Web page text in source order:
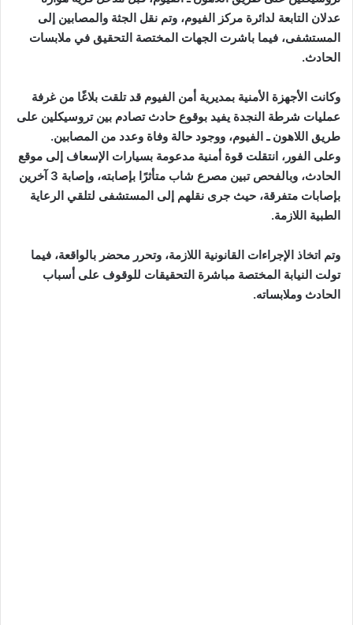
عدلان التابعة لدائرة مركز الفيوم، وتم نقل الجثة والمصابين إلى
المستشفى، فيما باشرت الجهات المختصة التحقيق في ملابسات
الحادث.
وكانت الأجهزة الأمنية بمديرية أمن الفيوم قد تلقت بلاغًا من غرفة
عمليات شرطة النجدة يفيد بوقوع حادث تصادم بين تروسيكلين على
طريق اللاهون ـ الفيوم، ووجود حالة وفاة وعدد من المصابين.
وعلى الفور، انتقلت قوة أمنية مدعومة بسيارات الإسعاف إلى موقع
الحادث، وبالفحص تبين مصرع شاب متأثرًا بإصابته، وإصابة 3 آخرين
بإصابات متفرقة، حيث جرى نقلهم إلى المستشفى لتلقي الرعاية
الطبية اللازمة.
وتم اتخاذ الإجراءات القانونية اللازمة، وتحرر محضر بالواقعة، فيما
تولت النيابة المختصة مباشرة التحقيقات للوقوف على أسباب
الحادث وملابساته.